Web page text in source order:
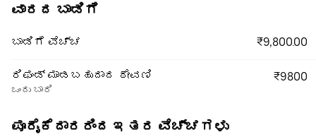
ವಾರದ ಬಾಡಿಗೆ
ಬಾಡಿಗೆ ವೆಚ್ಚ ₹9,800.00
ರಿಫಂಡ್ ಮಾಡಬಹುದಾದ ಠೇವಣಿ
ಒಂದು ಬಾರಿ
₹9800
ಪೂರೈಕೆದಾರರಿಂದ ಇತರ ವೆಚ್ಚಗಳು